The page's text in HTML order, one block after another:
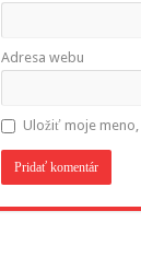
Adresa webu
Uložiť moje